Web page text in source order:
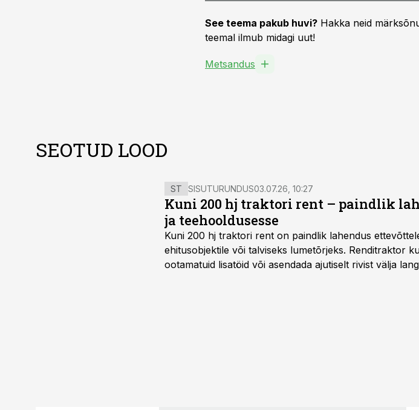
See teema pakub huvi? Hakka neid
teemal ilmub midagi uut!
Metsandus
SEOTUD LOOD
ST SISUTURUNDUS03.07.26, 10:27
Kuni 200 hj traktori rent – paindlik
ja teehooldusesse
Kuni 200 hj traktori rent on paindlik lahendus
ehitusobjektile või talviseks lumetõrjeks. Renditraktor
ootamatuid lisatöid või asendada ajutiselt rivist välja